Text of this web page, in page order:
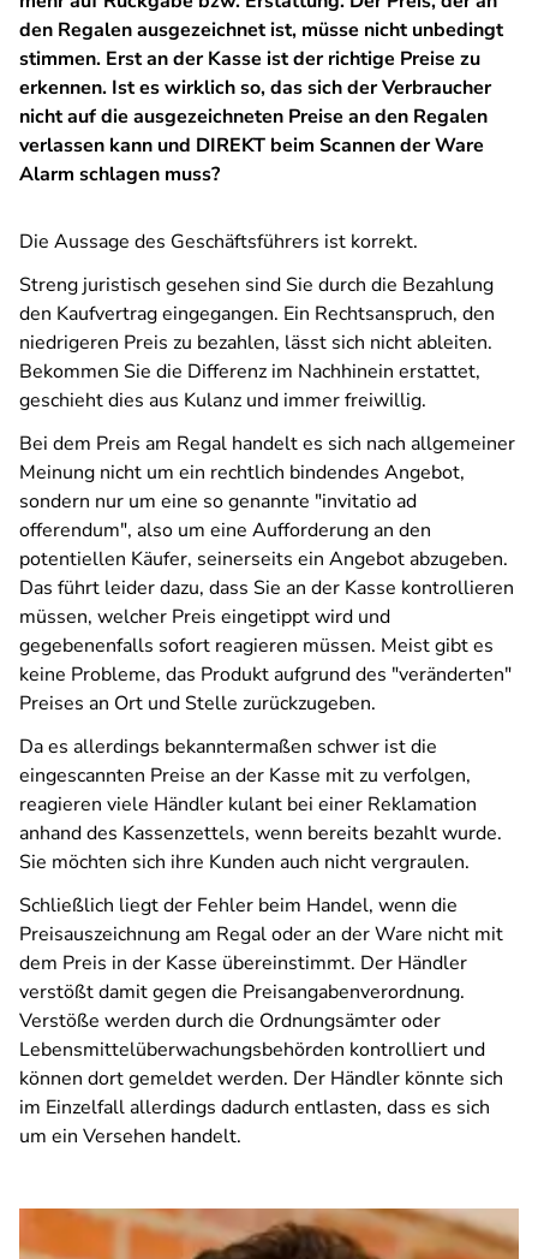
den Regalen ausgezeichnet ist, müsse nicht unbedingt
stimmen. Erst an der Kasse ist der richtige Preise zu
erkennen. Ist es wirklich so, das sich der Verbraucher
nicht auf die ausgezeichneten Preise an den Regalen
verlassen kann und DIREKT beim Scannen der Ware
Alarm schlagen muss?
Die Aussage des Geschäftsführers ist korrekt.
Streng juristisch gesehen sind Sie durch die Bezahlung
den Kaufvertrag eingegangen. Ein Rechtsanspruch, den
niedrigeren Preis zu bezahlen, lässt sich nicht ableiten.
Bekommen Sie die Differenz im Nachhinein erstattet,
geschieht dies aus Kulanz und immer freiwillig.
Bei dem Preis am Regal handelt es sich nach allgemeiner
Meinung nicht um ein rechtlich bindendes Angebot,
sondern nur um eine so genannte "invitatio ad
offerendum", also um eine Aufforderung an den
potentiellen Käufer, seinerseits ein Angebot abzugeben.
Das führt leider dazu, dass Sie an der Kasse kontrollieren
müssen, welcher Preis eingetippt wird und
gegebenenfalls sofort reagieren müssen. Meist gibt es
keine Probleme, das Produkt aufgrund des "veränderten"
Preises an Ort und Stelle zurückzugeben.
Da es allerdings bekanntermaßen schwer ist die
eingescannten Preise an der Kasse mit zu verfolgen,
reagieren viele Händler kulant bei einer Reklamation
anhand des Kassenzettels, wenn bereits bezahlt wurde.
Sie möchten sich ihre Kunden auch nicht vergraulen.
Schließlich liegt der Fehler beim Handel, wenn die
Preisauszeichnung am Regal oder an der Ware nicht mit
dem Preis in der Kasse übereinstimmt. Der Händler
verstößt damit gegen die Preisangabenverordnung.
Verstöße werden durch die Ordnungsämter oder
Lebensmittelüberwachungsbehörden kontrolliert und
können dort gemeldet werden. Der Händler könnte sich
im Einzelfall allerdings dadurch entlasten, dass es sich
um ein Versehen handelt.